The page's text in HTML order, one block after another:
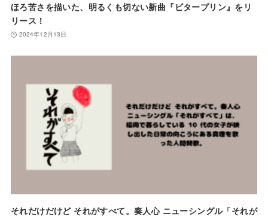
ほろ苦さを描いた、明るくも切ない新曲『ビタープリン』をリ
リース！
2024年12月13日
それだけだけど それがすべて。奏人心 ニューシングル「それが